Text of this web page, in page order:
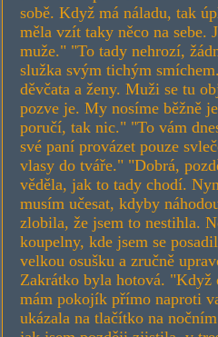
sobě. Když má náladu, tak
měla vzít taky něco na sebe.
muže." "To tady nehrozí,
služka svým tichým
děvčata a ženy. Muži se tu
pozve je. My nosíme běžně
poručí, tak nic." "To vám
své paní provázet pouze
vlasy do tváře." "Dobrá,
věděla, jak to tady chodí.
musím učesat, kdyby
zlobila, že jsem to nestihla.
koupelny, kde jsem se
velkou osušku a zručně
Zakrátko byla hotová. "Když
mám pokojík přímo naproti
ukázala na tlačítko na